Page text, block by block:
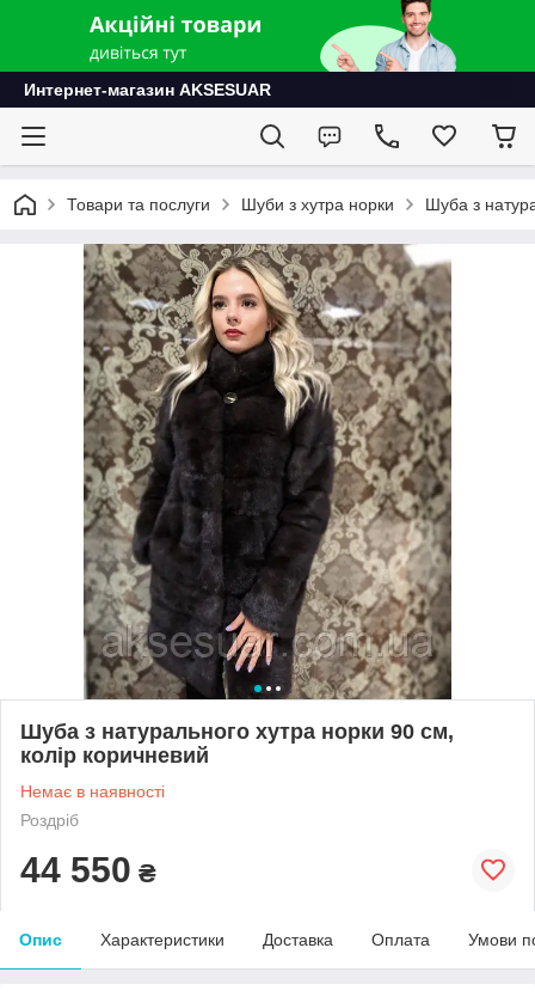
Интернет-магазин AKSESUAR
Товари та послуги Шуби з хутра норки Шуба з
Шуба з натурального хутра норки 90 см,
колір коричневий
Немає в наявності
Роздріб
44 550 ₴
Опис Характеристики Доставка Оплата Умови